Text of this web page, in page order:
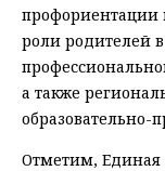
профориентации
роли родителей
а также
образовательно-
Отметим, Единая